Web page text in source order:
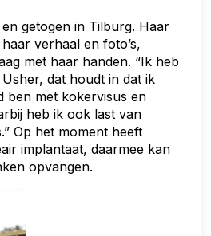
getogen in Tilburg. Haar
verhaal en foto’s,
met haar handen. “Ik heb
dat houdt in dat ik
ben met kokervisus en
heb ik ook last van
Op het moment heeft
implantaat, daarmee kan
opvangen.